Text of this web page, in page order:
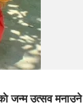
जन्म उत्सव मनाउने